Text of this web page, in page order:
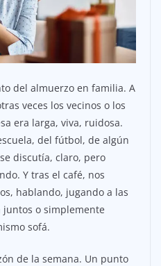
del almuerzo en familia. A
veces los vecinos o los
era larga, viva, ruidosa.
del fútbol, de algún
discutía, claro, pero
Y tras el café, nos
hablando, jugando a las
o simplemente
sofá.
de la semana. Un punto